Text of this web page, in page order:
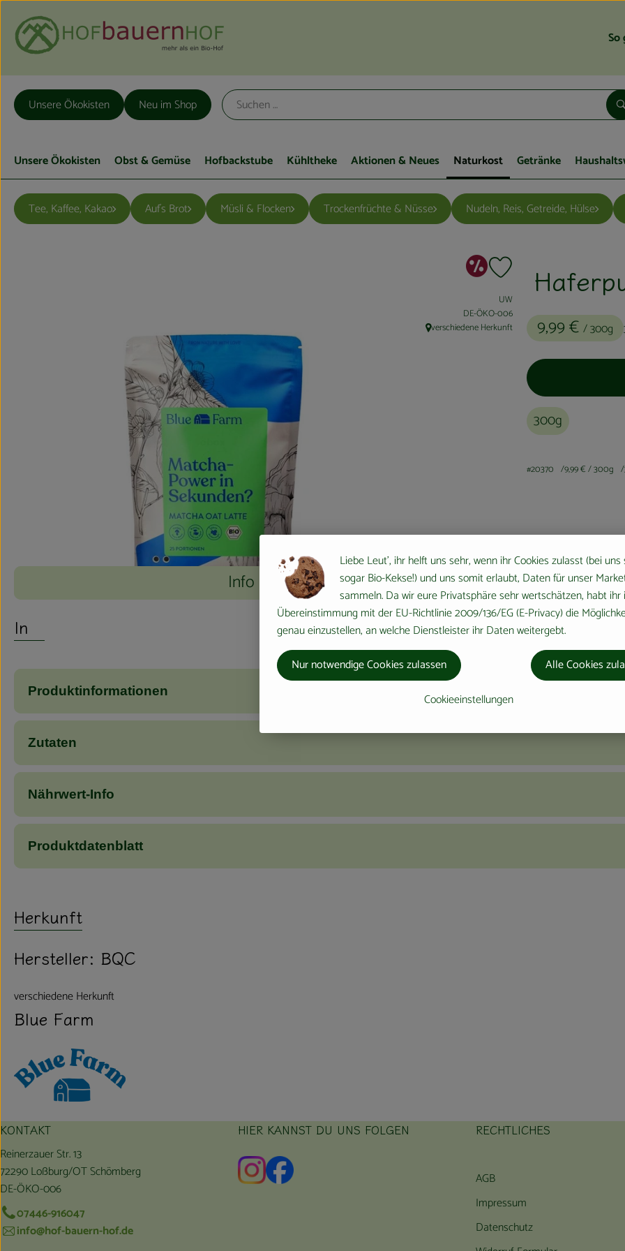
So
Unsere Ökokisten Neu im Shop
Unsere Ökokisten Obst & Gemüse Hofbackstube Kühltheke Aktionen & Neues Naturkost Getränke
Tee, Kaffee, Kakao Auf´s Brot Müsli & Flocken Trockenfrüchte & Nüsse Nudeln, Reis, Getreide, Hülse
9,99 € / 300g
Produkt zu Favouriten
Sonderangebot
, Verband:
UW
, Kontrollstelle:
DE-ÖKO-006
, Herkunft:
verschiedene Herkunft
300g
#20370 9,99 €/ 300g
Info
Info
Produktinformationen
Zutaten
Nährwert-Info
Produktdatenblatt
Herkunft
Hersteller: BQC
verschiedene Herkunft
Blue Farm
KONTAKT
Reinerzauer Str. 13
72290 Loßburg/OT Schömberg
DE-ÖKO-006
07446-916047
info@hof-bauern-hof.de
HIER KANNST DU UNS FOLGEN
Externer Link zu https://www.instagram.com/hofbauernhof/
Externer Link zu https://www.facebook.com/farmfarmersfarm
RECHTLICHES
AGB
Impressum
Datenschutz
Liebe Leut', ihr helft uns sehr, wenn ihr Cookies zulasst (bei uns
sogar Bio-Kekse!) und uns somit erlaubt, Daten für unser
sammeln. Da wir eure Privatsphäre sehr wertschätzen, habt ihr
Übereinstimmung mit der EU-Richtlinie 2009/136/EG (E-Privacy) die
genau einzustellen, an welche Dienstleister ihr Daten weitergebt.
Cookieeinstellungen
Nur notwendige Cookies zulassen Alle Cookies